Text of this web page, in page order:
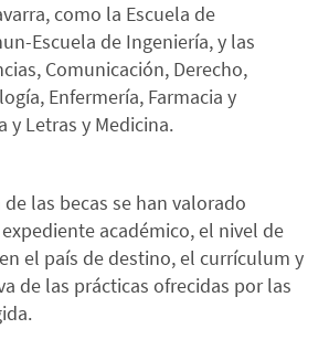
como la Escuela de
Escuela de Ingeniería, y las
Comunicación, Derecho,
Enfermería, Farmacia y
y Letras y Medicina.
las becas se han valorado
académico, el nivel de
el país de destino, el currículum y
de las prácticas ofrecidas por las